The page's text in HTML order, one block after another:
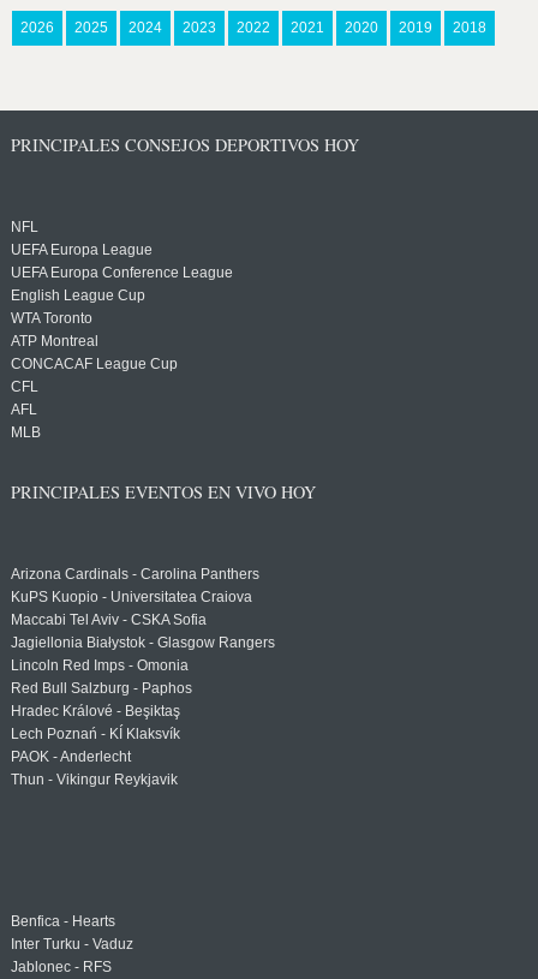
2026 2025 2024 2023 2022 2021 2020 2019 2018
PRINCIPALES CONSEJOS DEPORTIVOS HOY
NFL
UEFA Europa League
UEFA Europa Conference League
English League Cup
WTA Toronto
ATP Montreal
CONCACAF League Cup
CFL
AFL
MLB
PRINCIPALES EVENTOS EN VIVO HOY
Arizona Cardinals - Carolina Panthers
KuPS Kuopio - Universitatea Craiova
Maccabi Tel Aviv - CSKA Sofia
Jagiellonia Białystok - Glasgow Rangers
Lincoln Red Imps - Omonia
Red Bull Salzburg - Paphos
Hradec Králové - Beşiktaş
Lech Poznań - KÍ Klaksvík
PAOK - Anderlecht
Thun - Vikingur Reykjavik
Benfica - Hearts
Inter Turku - Vaduz
Jablonec - RFS